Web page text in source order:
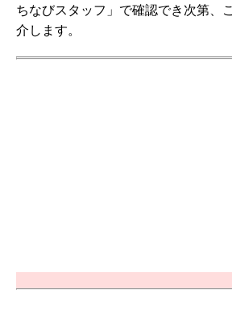
ちなびスタッフ」で確認でき次第、
介します。